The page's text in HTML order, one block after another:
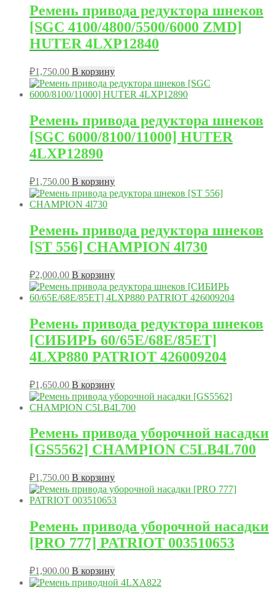
Ремень привода редуктора шнеков
[SGC 4100/4800/5500/6000 ZMD]
HUTER 4LXP12840
₽1,750.00 В корзину
Ремень привода редуктора шнеков
[SGC 6000/8100/11000] HUTER
4LXP12890
₽1,750.00 В корзину
Ремень привода редуктора шнеков
[ST 556] CHAMPION 4l730
₽2,000.00 В корзину
Ремень привода редуктора шнеков
[СИБИРЬ 60/65Е/68Е/85ЕТ]
4LXP880 PATRIOT 426009204
₽1,650.00 В корзину
Ремень привода уборочной насадки
[GS5562] CHAMPION C5LB4L700
₽1,750.00 В корзину
Ремень привода уборочной насадки
[PRO 777] PATRIOT 003510653
₽1,900.00 В корзину